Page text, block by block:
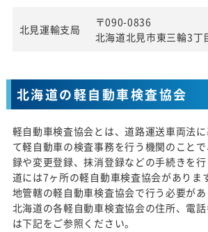
北見運輸支局
〒090-0836
北海道北見市東三輪3丁
北海道の軽自動車検査協会
軽自動車検査協会とは、道路運送車両法
て軽自動車の検査事務を行う機関のこと
録や変更登録、抹消登録などの手続きを
道には7ヶ所の軽自動車検査協会がありま
地管轄の軽自動車検査協会で行う必要があ
北海道の各軽自動車検査協会の住所、電
は下記をご参照ください。